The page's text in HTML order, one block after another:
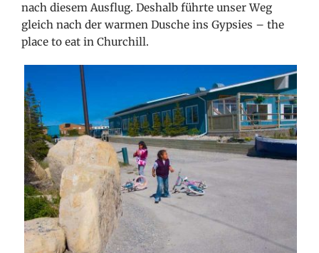
nach diesem Ausflug. Deshalb führte unser Weg
gleich nach der warmen Dusche ins Gypsies – the
place to eat in Churchill.